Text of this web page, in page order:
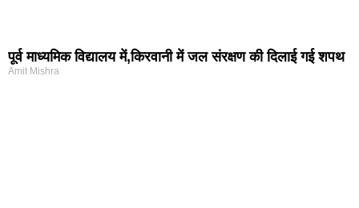
पूर्व माध्यमिक विद्यालय में,किरवानी में जल संरक्षण की दिलाई गई शपथ
Amit Mishra